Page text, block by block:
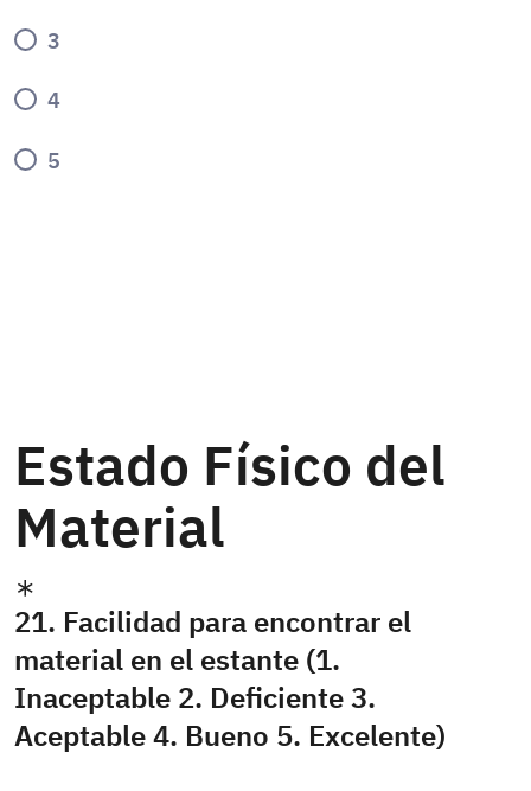
3
4
5
Estado Físico del
Material
21. Facilidad para encontrar el
material en el estante (1.
Inaceptable 2. Deficiente 3.
Aceptable 4. Bueno 5. Excelente)